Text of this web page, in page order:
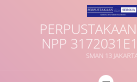
NPP
SMAN 13